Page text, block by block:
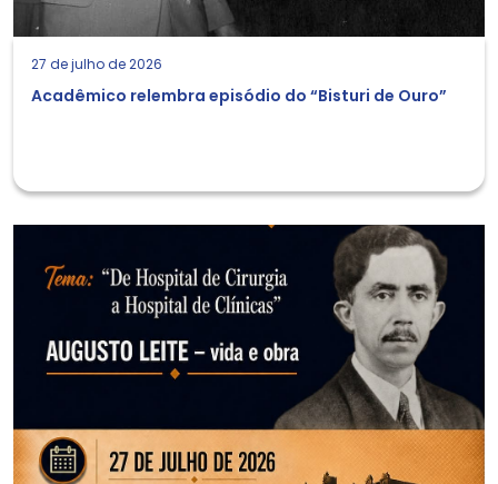
27 de julho de 2026
Acadêmico relembra episódio do “Bisturi de Ouro”